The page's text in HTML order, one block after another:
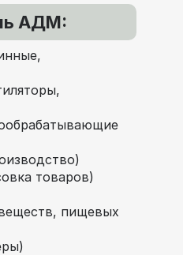
АДМ:
товаров)
пищевых